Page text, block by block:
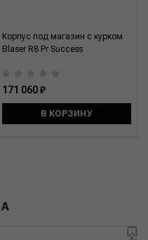
Корпус под магазин с курком
Blaser R8 Pr Success
171 060 ₽
В КОРЗИНУ